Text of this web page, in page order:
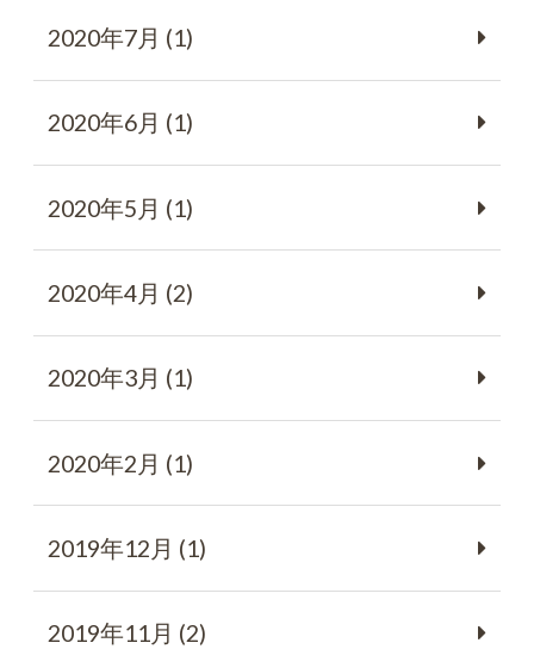
2020年7月 (1)
2020年6月 (1)
2020年5月 (1)
2020年4月 (2)
2020年3月 (1)
2020年2月 (1)
2019年12月 (1)
2019年11月 (2)